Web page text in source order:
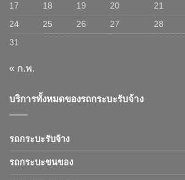
17
18 19 20 21
24
25 26 27 28
31
« ก.พ.
บริการทั้งหมดของรถกระบะรับจ้าง
รถกระบะรับจ้าง
รถกระบะขนของ